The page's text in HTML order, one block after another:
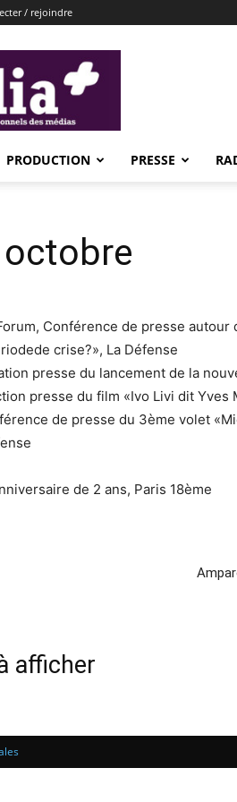
/ rejoindre
PRODUCTION PRESSE
octobre
Conférence de presse
crise?», La Défense
presse du lancement de la
presse du film «Ivo Livi dit Yves
de presse du 3ème volet
de 2 ans, Paris 18ème
afficher